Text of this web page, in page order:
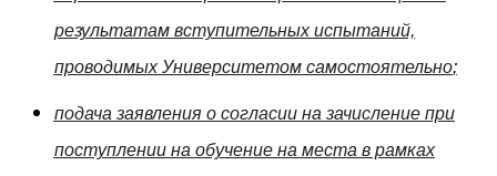
результатам вступительных испытаний,
проводимых Университетом самостоятельно;
подача заявления о согласии на зачисление при
поступлении на обучение на места в рамках